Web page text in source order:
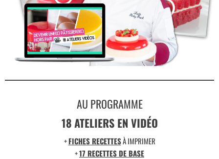
AU PROGRAMME
18 ATELIERS EN VIDÉO
+FICHES RECETTESÀ IMPRIMER
+17 RECETTES DE BASE